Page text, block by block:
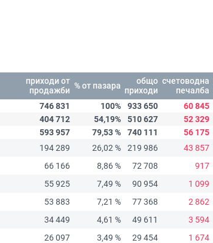
приходи от
продажби % от пазара
общо
приходи
счетоводна
печалба
746 831 100% 933 650 60 845
404 712 54,19% 510 627 52 329
593 957 79,53 % 740 111 56 175
194 289 26,02 % 219 986 43 857
66 166 8,86 % 72 708 917
55 925 7,49 % 90 954 1 099
53 883 7,21 % 77 368 2 862
34 449 4,61 % 49 611 3 594
26 097 3,49 % 29 454 1 674